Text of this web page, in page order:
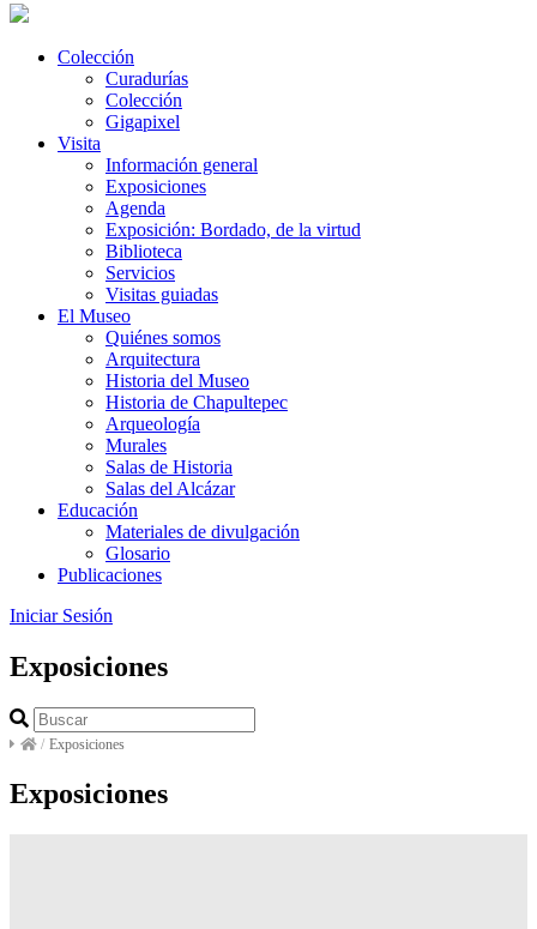
Colección
Curadurías
Colección
Gigapixel
Visita
Información general
Exposiciones
Agenda
Exposición: Bordado, de la virtud
Biblioteca
Servicios
Visitas guiadas
El Museo
Quiénes somos
Arquitectura
Historia del Museo
Historia de Chapultepec
Arqueología
Murales
Salas de Historia
Salas del Alcázar
Educación
Materiales de divulgación
Glosario
Publicaciones
Iniciar Sesión
Exposiciones
/ Exposiciones
Exposiciones